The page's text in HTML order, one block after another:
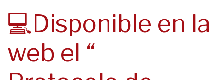
💻Disponible en la
web el “